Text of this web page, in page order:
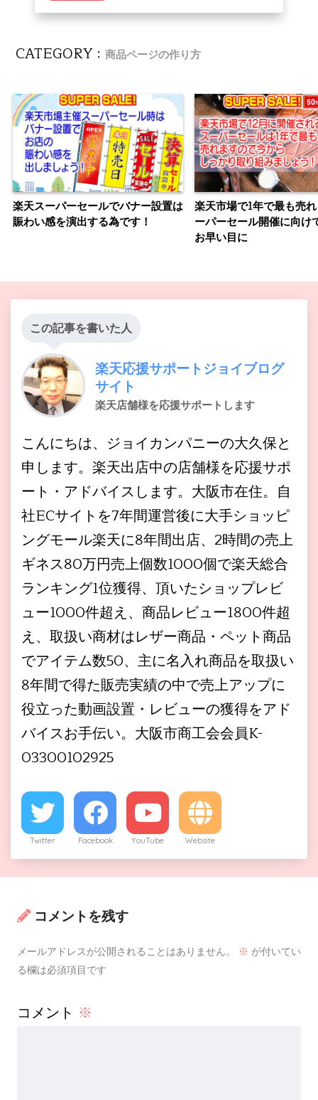
CATEGORY : 商品ページの作り方
楽天スーパーセールでバナー設置は
賑わい感を演出する為です！
楽天市場で1年で最も売
ーパーセール開催に向け
お早い目に
この記事を書いた人
楽天応援サポートジョイブログ
サイト
楽天店舗様を応援サポートします
こんにちは、ジョイカンパニーの大久保と
申します。楽天出店中の店舗様を応援サポ
ート・アドバイスします。大阪市在住。自
社ECサイトを7年間運営後に大手ショッピ
ングモール楽天に8年間出店、2時間の売上
ギネス80万円売上個数1000個で楽天総合
ランキング1位獲得、頂いたショップレビ
ュー1000件超え、商品レビュー1800件超
え、取扱い商材はレザー商品・ペット商品
でアイテム数50、主に名入れ商品を取扱い
8年間で得た販売実績の中で売上アップに
役立った動画設置・レビューの獲得をアド
バイスお手伝い。大阪市商工会会員K-
03300102925
Twitter Facebook YouTube Website
コメントを残す
メールアドレスが公開されることはありません。 ※ が付いてい
る欄は必須項目です
コメント ※